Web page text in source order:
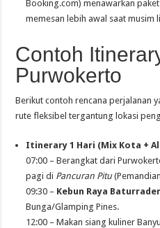
Booking.com) menawarkan
memesan lebih awal saat musim
Contoh
Purwokerto
Berikut contoh rencana perjalanan
rute fleksibel tergantung lokasi
Itinerary 1 Hari (Mix Kota +
07:00 – Berangkat dari
pagi di Pancuran Pitu
09:30 – Kebun Raya
Bunga/Glamping Pines.
12:00 – Makan siang kuliner